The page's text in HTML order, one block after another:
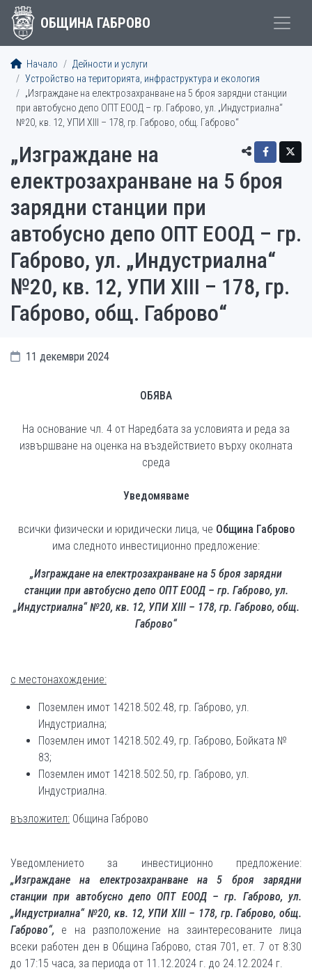
ОБЩИНА ГАБРОВО
Начало
Дейности и услуги
Устройство на територията, инфраструктура и екология
„Изграждане на електрозахранване на 5 броя зарядни станции
при автобусно депо ОПТ ЕООД – гр. Габрово, ул. „Индустриална“
№20, кв. 12, УПИ XIII – 178, гр. Габрово, общ. Габрово“
„Изграждане на
електрозахранване на 5 броя
зарядни станции при
автобусно депо ОПТ ЕООД – гр.
Габрово, ул. „Индустриална“
№20, кв. 12, УПИ XIII – 178, гр.
Габрово, общ. Габрово“
11 декември 2024
ОБЯВА
На основание чл. 4 от Наредбата за условията и реда за
извършване на оценка на въздействието върху околната
среда
Уведомяваме
всички физически и юридически лица, че Община Габрово
има следното инвестиционно предложение:
„Изграждане на електрозахранване на 5 броя зарядни
станции при автобусно депо ОПТ ЕООД – гр. Габрово, ул.
„Индустриална“ №20, кв. 12, УПИ XIII – 178, гр. Габрово, общ.
Габрово“
с местонахождение:
Поземлен имот 14218.502.48, гр. Габрово, ул.
Индустриална;
Поземлен имот 14218.502.49, гр. Габрово, Бойката №
83;
Поземлен имот 14218.502.50, гр. Габрово, ул.
Индустриална.
възложител: Община Габрово
Уведомлението за инвестиционно предложение:
„Изграждане на електрозахранване на 5 броя зарядни
станции при автобусно депо ОПТ ЕООД – гр. Габрово, ул.
„Индустриална“ №20, кв. 12, УПИ XIII – 178, гр. Габрово, общ.
Габрово“, е на разположение на заинтересованите лица
всеки работен ден в Община Габрово, стая 701, ет. 7 от 8:30
до 17:15 часа, за периода от 11.12.2024 г. до 24.12.2024 г.